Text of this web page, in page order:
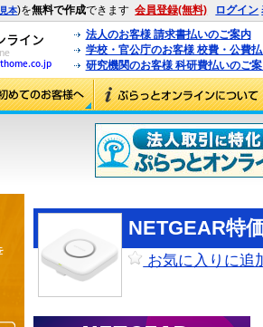
見本)を無料で作成できます 会員登録(無料) ログイン
法人のお客様 請求書払いのご案内
学校・官公庁のお客様 校費・公費
研究機関のお客様 科研費払いのご
NETGEAR特
お気に入りに追